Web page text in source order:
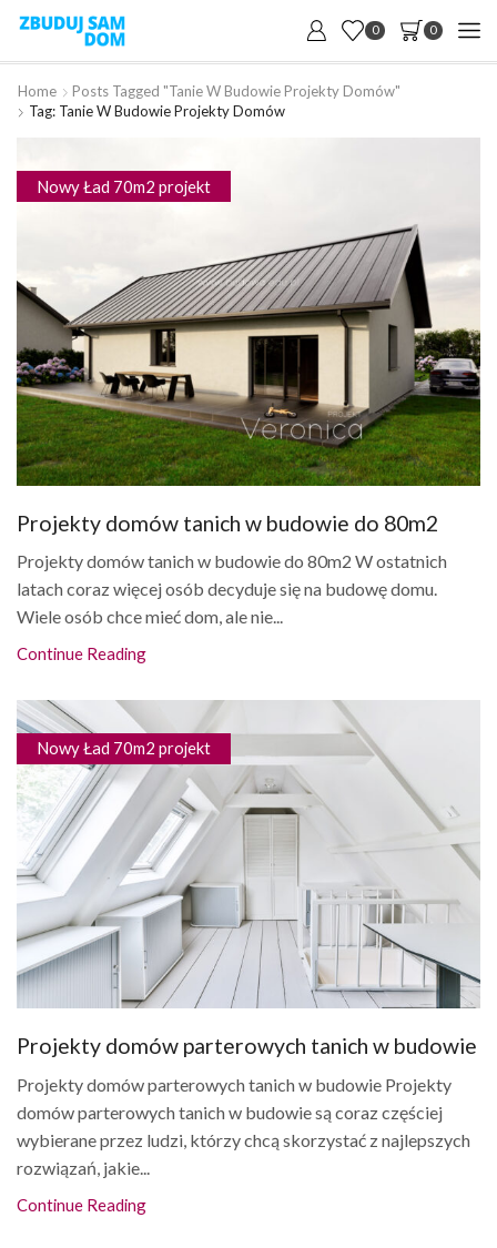
0 0
Home
Posts Tagged "tanie W Budowie Projekty Domów"
Tag: Tanie W Budowie Projekty Domów
Nowy Ład 70m2 projekt
Projekty domów tanich w budowie do 80m2
Projekty domów tanich w budowie do 80m2 W ostatnich
latach coraz więcej osób decyduje się na budowę domu.
Wiele osób chce mieć dom, ale nie...
Continue Reading
Nowy Ład 70m2 projekt
Projekty domów parterowych tanich w budowie
Projekty domów parterowych tanich w budowie Projekty
domów parterowych tanich w budowie są coraz częściej
wybierane przez ludzi, którzy chcą skorzystać z najlepszych
rozwiązań, jakie...
Continue Reading